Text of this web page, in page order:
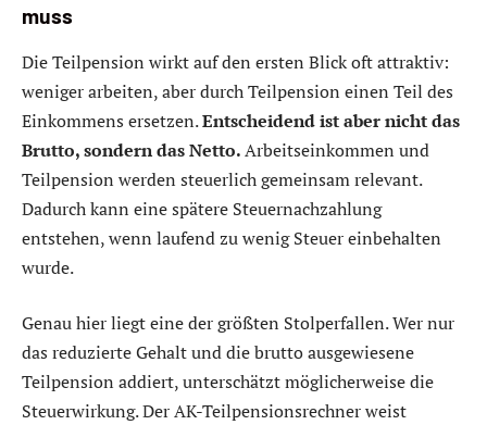
muss
Die Teilpension wirkt auf den ersten Blick oft attraktiv:
weniger arbeiten, aber durch Teilpension einen Teil des
Einkommens ersetzen.Entscheidend ist aber nicht das
Brutto, sondern das Netto.Arbeitseinkommen und
Teilpension werden steuerlich gemeinsam relevant.
Dadurch kann eine spätere Steuernachzahlung
entstehen, wenn laufend zu wenig Steuer einbehalten
wurde.
Genau hier liegt eine der größten Stolperfallen. Wer nur
das reduzierte Gehalt und die brutto ausgewiesene
Teilpension addiert, unterschätzt möglicherweise die
Steuerwirkung. Der AK-Teilpensionsrechner weist